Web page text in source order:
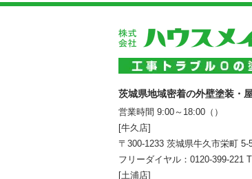
茨城県地域密着の外壁塗装・
営業時間 9:00～18:00（）
[牛久店]
〒300-1233 茨城県牛久市栄町 5-
フリーダイヤル： 0120-399-221
[土浦店]